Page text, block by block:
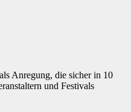
Anregung, die sicher in 10
und Festivals